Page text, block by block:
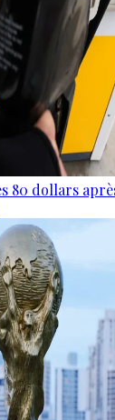
80 dollars